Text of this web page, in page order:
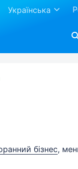
Українська
бізнес,